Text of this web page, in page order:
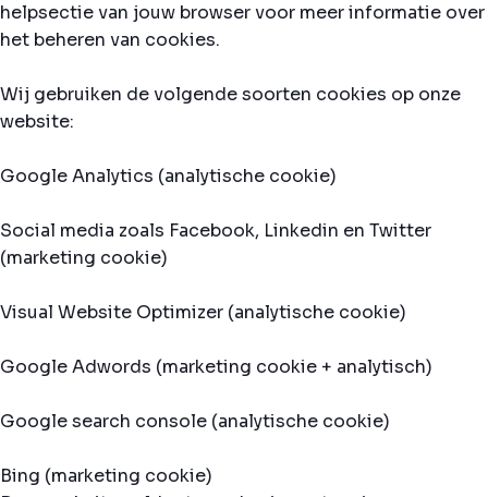
helpsectie van jouw browser voor meer informatie over
het beheren van cookies.
Wij gebruiken de volgende soorten cookies op onze
website:
Google Analytics (analytische cookie)
Social media zoals Facebook, Linkedin en Twitter
(marketing cookie)
Visual Website Optimizer (analytische cookie)
Google Adwords (marketing cookie + analytisch)
Google search console (analytische cookie)
Bing (marketing cookie)